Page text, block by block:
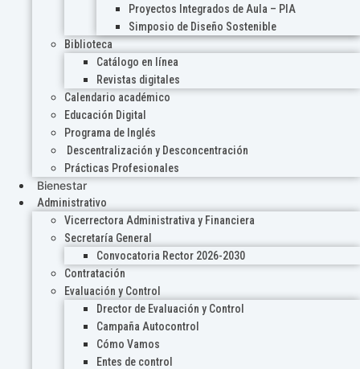
Proyectos Integrados de Aula – PIA
Simposio de Diseño Sostenible
Biblioteca
Catálogo en línea
Revistas digitales
Calendario académico
Educación Digital
Programa de Inglés
Descentralización y Desconcentración
Prácticas Profesionales
Bienestar
Administrativo
Vicerrectora Administrativa y Financiera
Secretaría General
Convocatoria Rector 2026-2030
Contratación
Evaluación y Control
Drector de Evaluación y Control
Campaña Autocontrol
Cómo Vamos
Entes de control